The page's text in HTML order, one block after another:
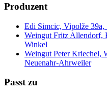
Produzent
Edi Simcic, Vipolže
Weingut Fritz Allendorf,
Winkel
Weingut Peter Kriechel,
Neuenahr-Ahrweiler
Passt zu